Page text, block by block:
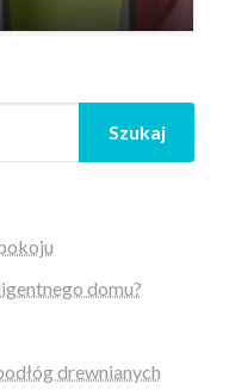
Szukaj
domu?
drewnianych